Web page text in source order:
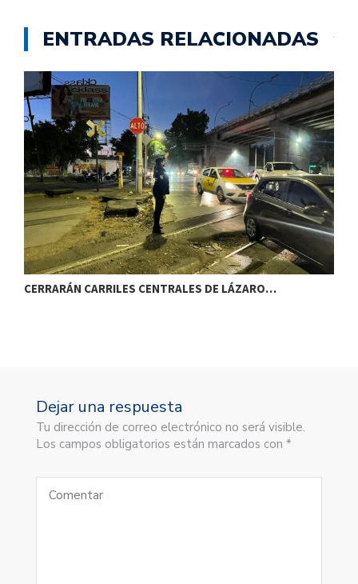
ENTRADAS RELACIONADAS
CERRARÁN CARRILES CENTRALES DE LÁZARO…
Dejar una respuesta
Tu dirección de correo electrónico no será visible.
Los campos obligatorios están marcados con *